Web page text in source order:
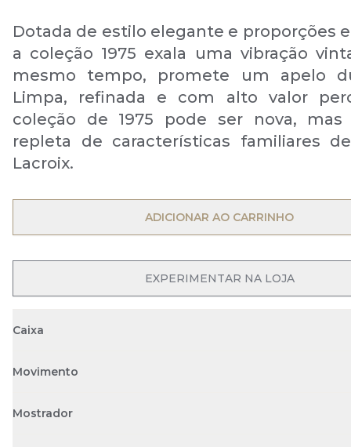
Dotada de estilo elegante e proporções
a coleção 1975 exala uma vibração
mesmo tempo, promete um apelo
Limpa, refinada e com alto valor
coleção de 1975 pode ser nova, mas
repleta de características familiares
Lacroix.
OPEN MENU
ADICIONAR AO CARRINHO
OPEN MENU
EXPERIMENTAR NA LOJA
Caixa
Movimento
Mostrador